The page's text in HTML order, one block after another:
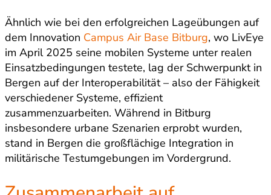
Ähnlich wie bei den erfolgreichen Lageübungen auf
dem Innovation Campus Air Base Bitburg, wo LivEye
im April 2025 seine mobilen Systeme unter realen
Einsatzbedingungen testete, lag der Schwerpunkt in
Bergen auf der Interoperabilität – also der Fähigkeit
verschiedener Systeme, effizient
zusammenzuarbeiten. Während in Bitburg
insbesondere urbane Szenarien erprobt wurden,
stand in Bergen die großflächige Integration in
militärische Testumgebungen im Vordergrund.